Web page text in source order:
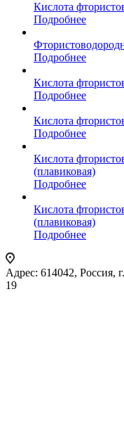
Кислота
Подробнее
Подробнее
Кислота
Подробнее
Кислота
Подробнее
Кислота
(плавиковая)
Подробнее
Кислота
(плавиковая)
Подробнее
Адрес: 614042, Россия,
19